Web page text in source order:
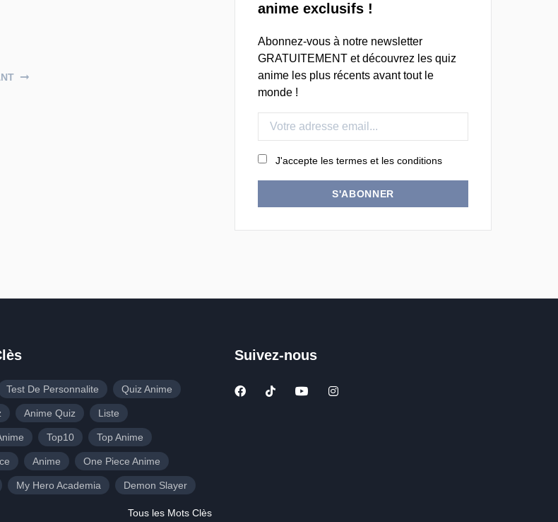
anime exclusifs !
Abonnez-vous à notre newsletter
GRATUITEMENT et découvrez les quiz
anime les plus récents avant tout le
monde !
J'accepte les termes et les conditions
S'ABONNER
Test De Personnalite Quiz Anime
Anime Quiz Liste
Top10 Top Anime
Anime One Piece Anime
My Hero Academia Demon Slayer
Tous les Mots Clès
Suivez-nous